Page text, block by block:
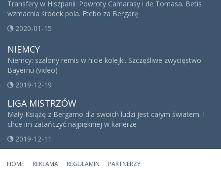
Transfery w Hiszpanii: Powroty Camarasy i de Tomasa. Betis
wzmacnia środek pola. Etebo za Bergarę
2020-01-15
NIEMCY
Niemcy: szalony remis w hicie kolejki. Szczęśliwe zwycięstwo
Bayernu (video)
2019-12-19
LIGA MISTRZÓW
Mały Książę z Bergamo dla swoich ludzi jest całym światem. I
chce im zatańczyć najpiękniej w karierze
2019-12-11
HOME REKLAMA REGULAMIN PARTNERZY